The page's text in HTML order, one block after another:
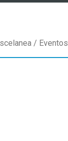
/ Eventos